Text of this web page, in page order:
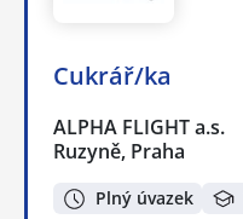
Cukrář/ka
ALPHA FLIGHT a.s.
Ruzyně, Praha
Plný úvazek